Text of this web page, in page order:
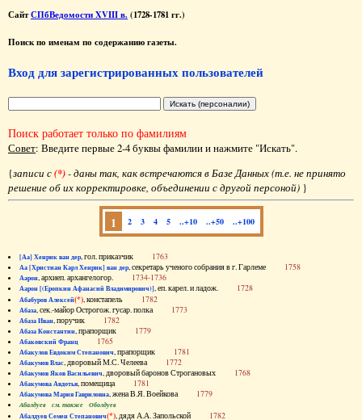
СайтСПбВедомости XVIII в. (1728-1781 гг.)
Поиск по именам по содержанию газеты.
Вход для зарегистрированных пользователей
Поиск работает только по фамилиям
Совет: Введите первые 2-4 буквы фамилии и нажмите "Искать".
{записи с(*)- даны так, как встречаются в Базе Данных (т.е. не принято
решение об их корректировке, объединении с другой персоной) }
1 2 3 4 5 ..+10 ..+50 ..+100
[Аа] Хенрик ван дер, гол. приказчик 1763
Аа [Христиан Карл Хенрик] ван дер, секретарь ученого собрания в г. Гарлеме 1758
Аарон, архиеп. архангелогор. 1734-1736
Аарон [(Еропкин Афанасий Владимирович)], еп. карел. и ладож. 1728
Абабуров Алексей(*), констапель 1782
Абаза, сек.-майор Острогож. гусар. полка 1773
Абаза Иван, поручик 1782
Абаза Константин, прапорщик 1779
Абаковский Франц 1765
Абакулов Евдоким Степанович, прапорщик 1781
Абакумов Влас, дворовый М.С. Челеева 1772
Абакумов Яков Васильевич, дворовый баронов Строгановых 1768
Абакумова Авдотья, помещица 1781
Абакумова Мария Гавриловна, жена В.Я. Воейкова 1779
Абалдуев см. также Оболдуев
Абалдуев Семен Степанович(*), дядя А.А. Запольской 1782